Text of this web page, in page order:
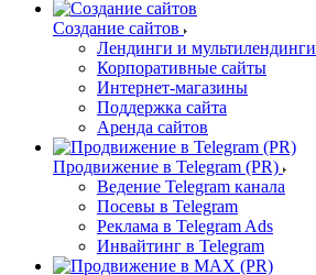
Создание сайтов
Лендинги и мультилендинги
Корпоративные сайты
Интернет-магазины
Поддержка сайта
Аренда сайтов
Продвижение в Telegram (PR)
Ведение Telegram канала
Посевы в Telegram
Реклама в Telegram Ads
Инвайтинг в Telegram